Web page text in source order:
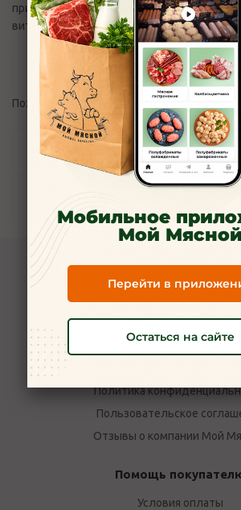
при температуре хранения 2...4 С°.
витрине при температуре не выше 55 С не
Отзывы
Пожалуйста, авторизуйтесь
Задать вопрос
Наличие
О компании
Новости
Политика
Пользовательское
Отзывы о компании Мой
Помощь
Условия оплаты
Мобильное
Мой Мясной
Перейти в
Остаться на сайте